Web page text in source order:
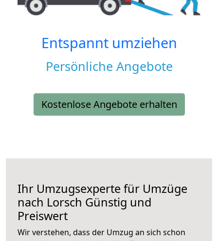
Entspannt umziehen
Persönliche Angebote
Kostenlose Angebote erhalten
Ihr Umzugsexperte für Umzüge
nach Lorsch Günstig und
Preiswert
Wir verstehen, dass der Umzug an sich schon